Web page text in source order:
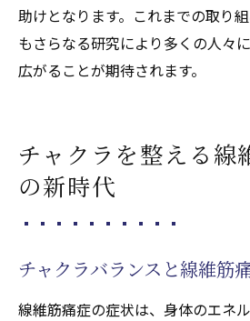
助けとなります。これまでの取り
もさらなる研究により多くの人々
広がることが期待されます。
チャクラを整える線
の新時代
チャクラバランスと線維筋
線維筋痛症の症状は、身体のエネ